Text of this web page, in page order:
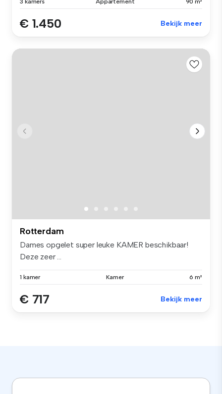
3 kamers Appartement 90 m²
€ 1.450 Bekijk meer
Rotterdam
Dames opgelet super leuke KAMER beschikbaar!
Deze zeer ...
1 kamer Kamer 6 m²
€ 717 Bekijk meer